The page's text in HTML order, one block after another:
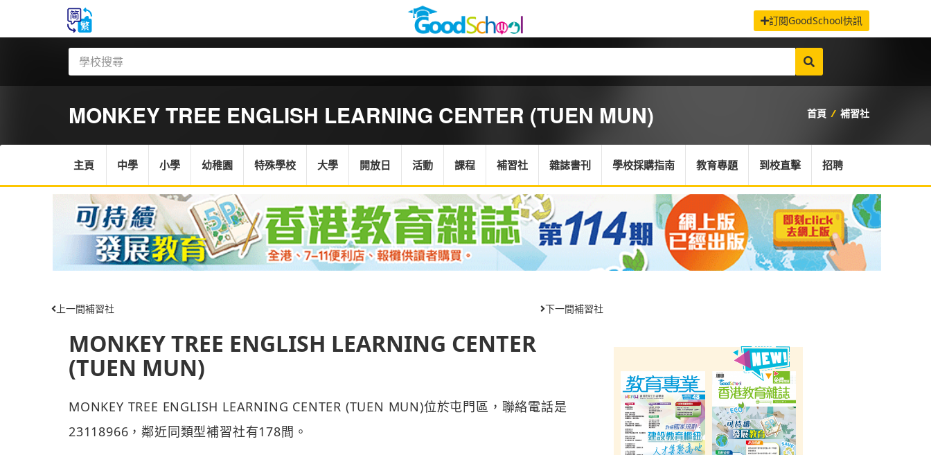
訂閱GoodSchool快訊
MONKEY TREE ENGLISH LEARNING CENTER (TUEN MUN) 首頁 / 補習社
主頁 中學 小學 幼稚園 特殊學校 大學 開放日 活動 課程 補習社 雜誌書刊 學校採購指南 教育專題 到校直擊 招聘
上一間補習社 下一間補習社
MONKEY TREE ENGLISH LEARNING CENTER
(TUEN MUN)
MONKEY TREE ENGLISH LEARNING CENTER (TUEN MUN)位於屯門區，聯絡電話是
23118966，鄰近同類型補習社有178間。